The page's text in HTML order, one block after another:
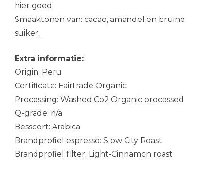
hier goed.
Smaaktonen van: cacao, amandel en bruine
suiker.
Extra informatie:
Origin: Peru
Certificate: Fairtrade Organic
Processing: Washed Co2 Organic processed
Q-grade: n/a
Bessoort: Arabica
Brandprofiel espresso: Slow City Roast
Brandprofiel filter: Light-Cinnamon roast